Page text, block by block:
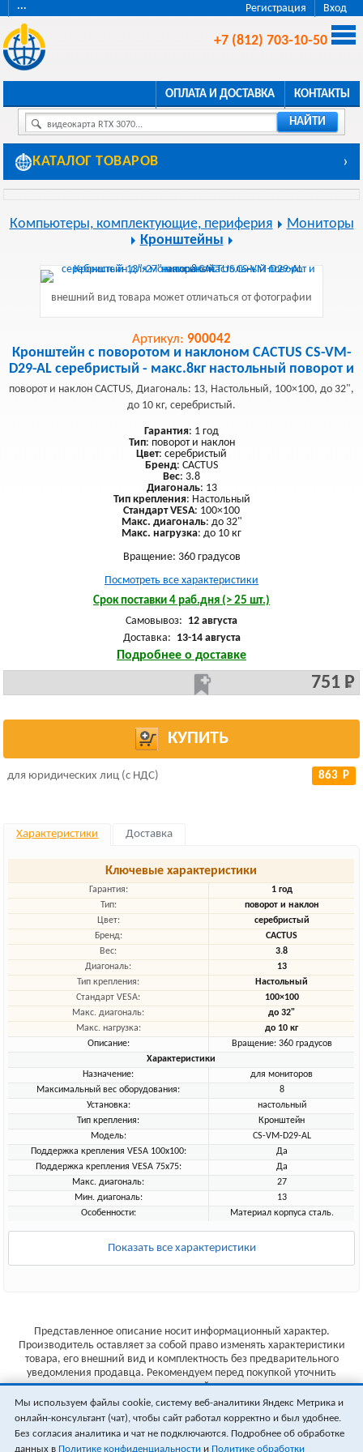
Регистрация Вход
···
+7 (812) 703-10-50
ОПЛАТА И ДОСТАВКА КОНТАКТЫ
видеокарта RTX 3070... НАЙТИ
КАТАЛОГ ТОВАРОВ ›
Компьютеры, комплектующие, периферия
Мониторы
Кронштейны
внешний вид товара может отличаться от фотографии
Артикул: 900042
Кронштейн с поворотом и наклоном CACTUS CS-VM-
D29-AL серебристый - макс.8кг настольный поворот и
поворот и наклон CACTUS, Диагональ: 13, Настольный, 100×100, до 32",
до 10 кг, серебристый.
Гарантия: 1 год
Тип: поворот и наклон
Цвет: серебристый
Бренд: CACTUS
Вес: 3.8
Диагональ: 13
Тип крепления: Настольный
Стандарт VESA: 100×100
Макс. диагональ: до 32"
Макс. нагрузка: до 10 кг
Вращение: 360 градусов
Посмотреть все характеристики
Срок поставки 4 раб.дня (> 25 шт.)
Самовывоз: 12 августа
Доставка: 13-14 августа
Подробнее о доставке
751 Р
КУПИТЬ
для юридических лиц (с НДС) 863 Р
Характеристики Доставка
Ключевые характеристики
Гарантия:
1 год
Тип:
поворот и наклон
Цвет:
серебристый
Бренд:
CACTUS
Вес:
3.8
Диагональ:
13
Тип крепления:
Настольный
Стандарт VESA:
100×100
Макс. диагональ:
до 32"
Макс. нагрузка:
до 10 кг
Описание:
Вращение: 360 градусов
Характеристики
Назначение:
для мониторов
Максимальный вес оборудования:
8
Установка:
настольный
Тип крепления:
Кронштейн
Модель:
CS-VM-D29-AL
Поддержка крепления VESA 100х100:
Да
Поддержка крепления VESA 75х75:
Да
Макс. диагональ:
27
Мин. диагональ:
13
Особенности:
Материал корпуса сталь.
Показать все характеристики
Представленное описание носит информационный характер.
Производитель оставляет за собой право изменять характеристики
товара, его внешний вид и комплектность без предварительного
уведомления продавца. Рекомендуем перед покупкой уточнить
характеристики товара на сайте производителя.
Указанные цены не являются публичной офертой (ст.435 ГК РФ).
Стоимость и наличие товара уточняйте у менеджера.
Мы используем файлы cookie, систему веб-аналитики Яндекс Метрика и
онлайн-консультант (чат), чтобы сайт работал корректно и был удобнее.
Без согласия аналитика и чат не подключаются. Подробнее об обработке
данных в Политике конфиденциальности и Политике обработки